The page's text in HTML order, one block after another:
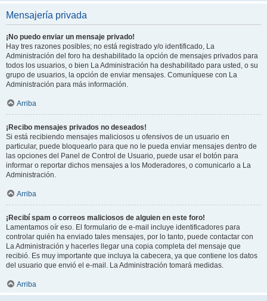
Mensajería privada
¡No puedo enviar un mensaje privado!
Hay tres razones posibles; no está registrado y/o identificado, La
Administración del foro ha deshabilitado la opción de mensajes privados para
todos los usuarios, o bien La Administración ha deshabilitado para usted, o su
grupo de usuarios, la opción de enviar mensajes. Comuníquese con La
Administración para más información.
Arriba
¡Recibo mensajes privados no deseados!
Si está recibiendo mensajes maliciosos u ofensivos de un usuario en
particular, puede bloquearlo para que no le pueda enviar mensajes dentro de
las opciones del Panel de Control de Usuario, puede usar el botón para
informar o reportar dichos mensajes a los Moderadores, o comunicarlo a La
Administración.
Arriba
¡Recibí spam o correos maliciosos de alguien en este foro!
Lamentamos oír eso. El formulario de e-mail incluye identificadores para
controlar quién ha enviado tales mensajes, por lo tanto, puede contactar con
La Administración y hacerles llegar una copia completa del mensaje que
recibió. Es muy importante que incluya la cabecera, ya que contiene los datos
del usuario que envió el e-mail. La Administración tomará medidas.
Arriba